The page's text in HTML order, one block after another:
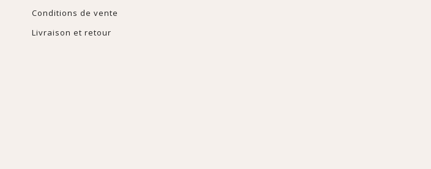
Conditions de vente
Livraison et retour